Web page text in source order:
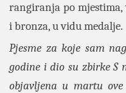
rangiranja po mjestima,
i bronza, u vidu medalje.
Pjesme za koje sam
godine i dio su zbirke S
objavljena u martu ove